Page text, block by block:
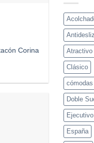
Corina
Atractivo
Clásico
cómodas
Doble
Ejecutivo
España